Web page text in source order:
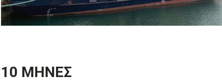
10 ΜΗΝΕΣ